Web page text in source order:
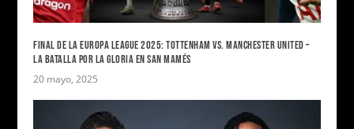
FINAL DE LA EUROPA LEAGUE 2025: TOTTENHAM VS. MANCHESTER UNITED –
LA BATALLA POR LA GLORIA EN SAN MAMÉS
20 mayo, 2025